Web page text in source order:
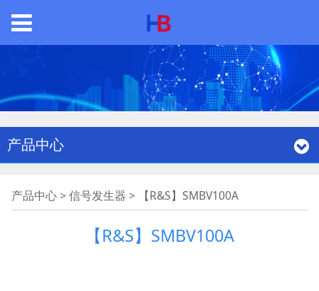
产品中心
【R&S】SMBV100A
产品中心> 信号发生器 > 【R&S】SMBV100A
【R&S】SMBV100A